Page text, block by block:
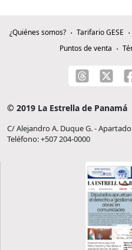
¿Quiénes somos? Tarifario GESE
Puntos de venta
© 2019 La Estrella de Panamá
C/ Alejandro A. Duque G. -
Teléfono: +507 204-0000